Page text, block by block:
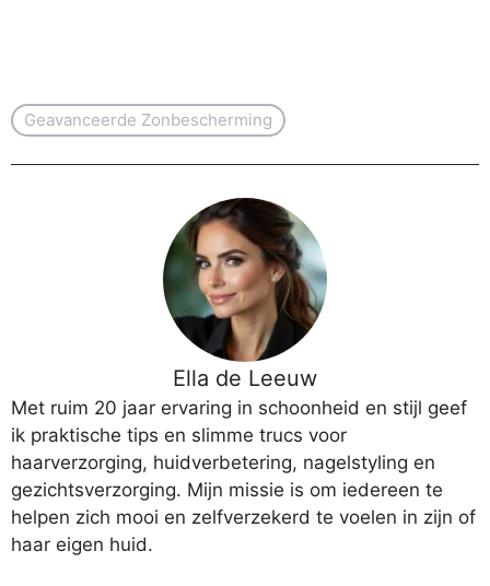
Geavanceerde Zonbescherming
Ella de Leeuw
Met ruim 20 jaar ervaring in schoonheid en stijl geef
ik praktische tips en slimme trucs voor
haarverzorging, huidverbetering, nagelstyling en
gezichtsverzorging. Mijn missie is om iedereen te
helpen zich mooi en zelfverzekerd te voelen in zijn of
haar eigen huid.